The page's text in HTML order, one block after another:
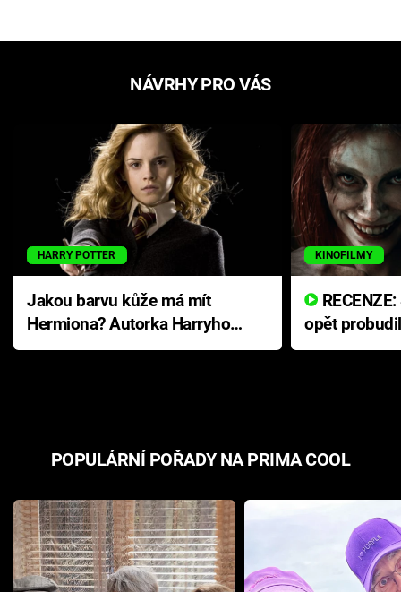
NÁVRHY PRO VÁS
HARRY POTTER
Jakou barvu kůže má mít
Hermiona? Autorka Harryho
Pottera přišla s ráznou
KINOFILMY
opět
přichází s
POPULÁRNÍ POŘADY NA PRIMA COOL